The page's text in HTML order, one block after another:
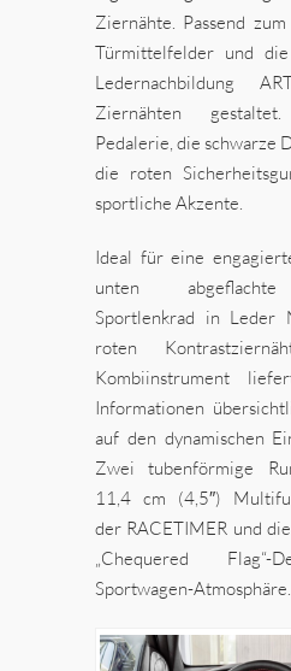
Ziernähte. Passend
Türmittelfelder und
Ledernachbildung
Ziernähten
Pedalerie, die schwarze
die roten
sportliche Akzente.
Ideal für eine
unten
Sportlenkrad in Leder
roten
Kombiinstrument
Informationen
auf den dynamischen
Zwei tubenförmige
11,4 cm (4,5″)
der RACETIMER und
„Chequered Flag“-
Sportwagen-Atmosphäre.